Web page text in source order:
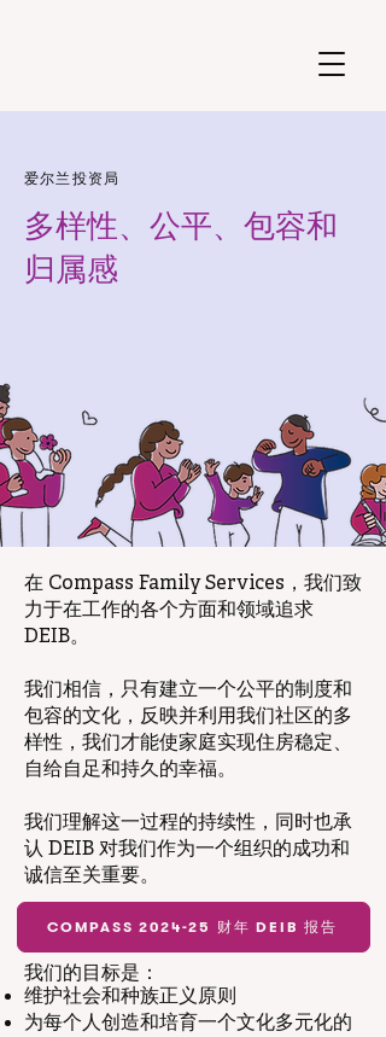
爱尔兰投资局
多样性、公平、包容和
归属感
在 Compass Family Services，我们致
力于在工作的各个方面和领域追求
DEIB。
我们相信，只有建立一个公平的制度和
包容的文化，反映并利用我们社区的多
样性，我们才能使家庭实现住房稳定、
自给自足和持久的幸福。
我们理解这一过程的持续性，同时也承
认 DEIB 对我们作为一个组织的成功和
诚信至关重要。
COMPASS 2024-25 财年 DEIB 报告
我们的目标是：
维护社会和种族正义原则
为每个人创造和培育一个文化多元化的